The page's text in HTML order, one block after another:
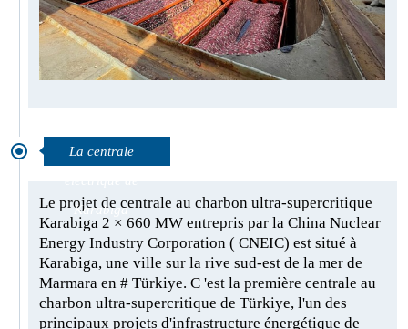
La centrale
Karabiga
Le projet de centrale au charbon ultra-supercritique
Karabiga 2 × 660 MW entrepris par la China Nuclear
Energy Industry Corporation ( CNEIC) est situé à
Karabiga, une ville sur la rive sud-est de la mer de
Marmara en # Türkiye. C 'est la première centrale au
charbon ultra-supercritique de Türkiye, l'un des
principaux projets d'infrastructure énergétique de